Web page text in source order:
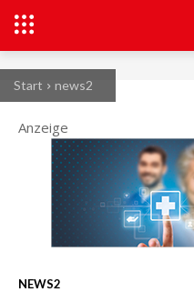
Start news2
Anzeige
NEWS2